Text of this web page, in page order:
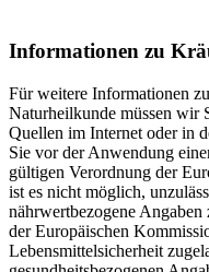
Informationen zu
Für weitere Informationen
Naturheilkunde müssen wir
Quellen im Internet oder in
Sie vor der Anwendung
gültigen Verordnung der
ist es nicht möglich,
nährwertbezogene
der Europäischen
Lebensmittelsicherheit